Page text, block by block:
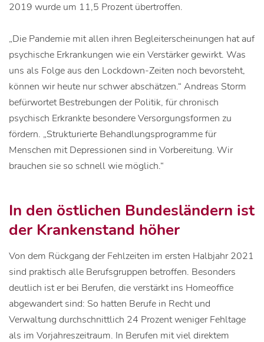
2019 wurde um 11,5 Prozent übertroffen.
„Die Pandemie mit allen ihren Begleiterscheinungen hat auf
psychische Erkrankungen wie ein Verstärker gewirkt. Was
uns als Folge aus den Lockdown-Zeiten noch bevorsteht,
können wir heute nur schwer abschätzen.“ Andreas Storm
befürwortet Bestrebungen der Politik, für chronisch
psychisch Erkrankte besondere Versorgungsformen zu
fördern. „Strukturierte Behandlungsprogramme für
Menschen mit Depressionen sind in Vorbereitung. Wir
brauchen sie so schnell wie möglich.“
In den östlichen Bundesländern ist
der Krankenstand höher
Von dem Rückgang der Fehlzeiten im ersten Halbjahr 2021
sind praktisch alle Berufsgruppen betroffen. Besonders
deutlich ist er bei Berufen, die verstärkt ins Homeoffice
abgewandert sind: So hatten Berufe in Recht und
Verwaltung durchschnittlich 24 Prozent weniger Fehltage
als im Vorjahreszeitraum. In Berufen mit viel direktem